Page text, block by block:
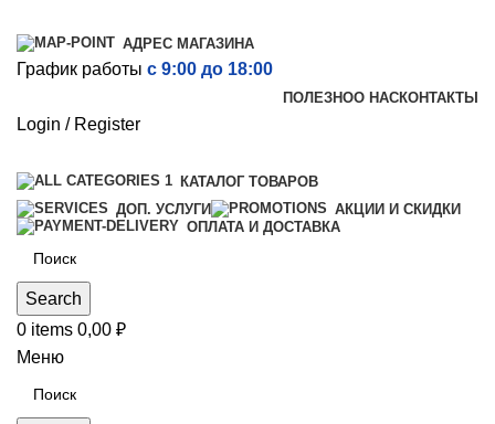
АДРЕС МАГАЗИНА
График работы с 9:00 до 18:00
ПОЛЕЗНОО НАСКОНТАКТЫ
Login / Register
КАТАЛОГ ТОВАРОВ
ДОП. УСЛУГИ
АКЦИИ И СКИДКИ
ОПЛАТА И ДОСТАВКА
Search
0 items 0,00 ₽
Меню